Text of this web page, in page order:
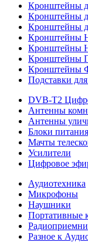
Кронштейны
Кронштейны
Кронштейны
Кронштейны
Кронштейны
Кронштейны
Кронштейны
Подставки
DVB-T2
Антенны
Антенны
Блоки
Мачты
Усилители
Цифровое
Аудиотехника
Микрофоны
Наушники
Портативные
Разное к